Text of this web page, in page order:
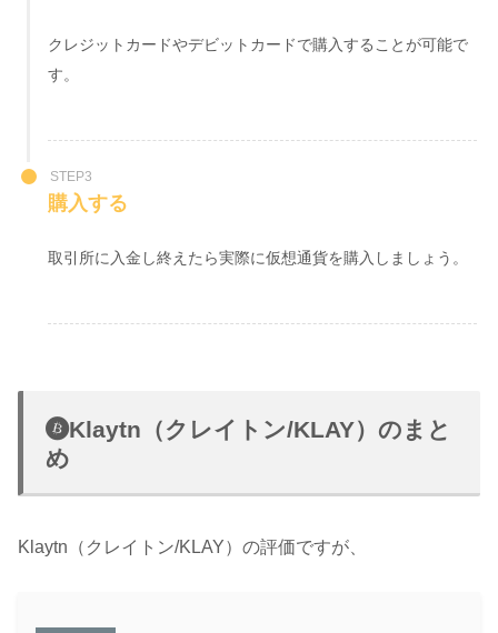
クレジットカードやデビットカードで購入することが可能で
す。
STEP3
購入する
取引所に入金し終えたら実際に仮想通貨を購入しましょう。
Klaytn（クレイトン/KLAY）のまと
め
Klaytn（クレイトン/KLAY）の評価ですが、